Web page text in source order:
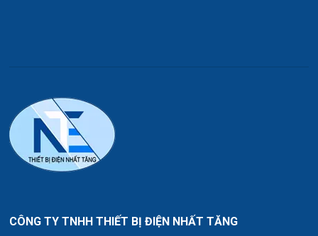
CÔNG TY TNHH THIẾT BỊ ĐIỆN NHẤT TĂNG